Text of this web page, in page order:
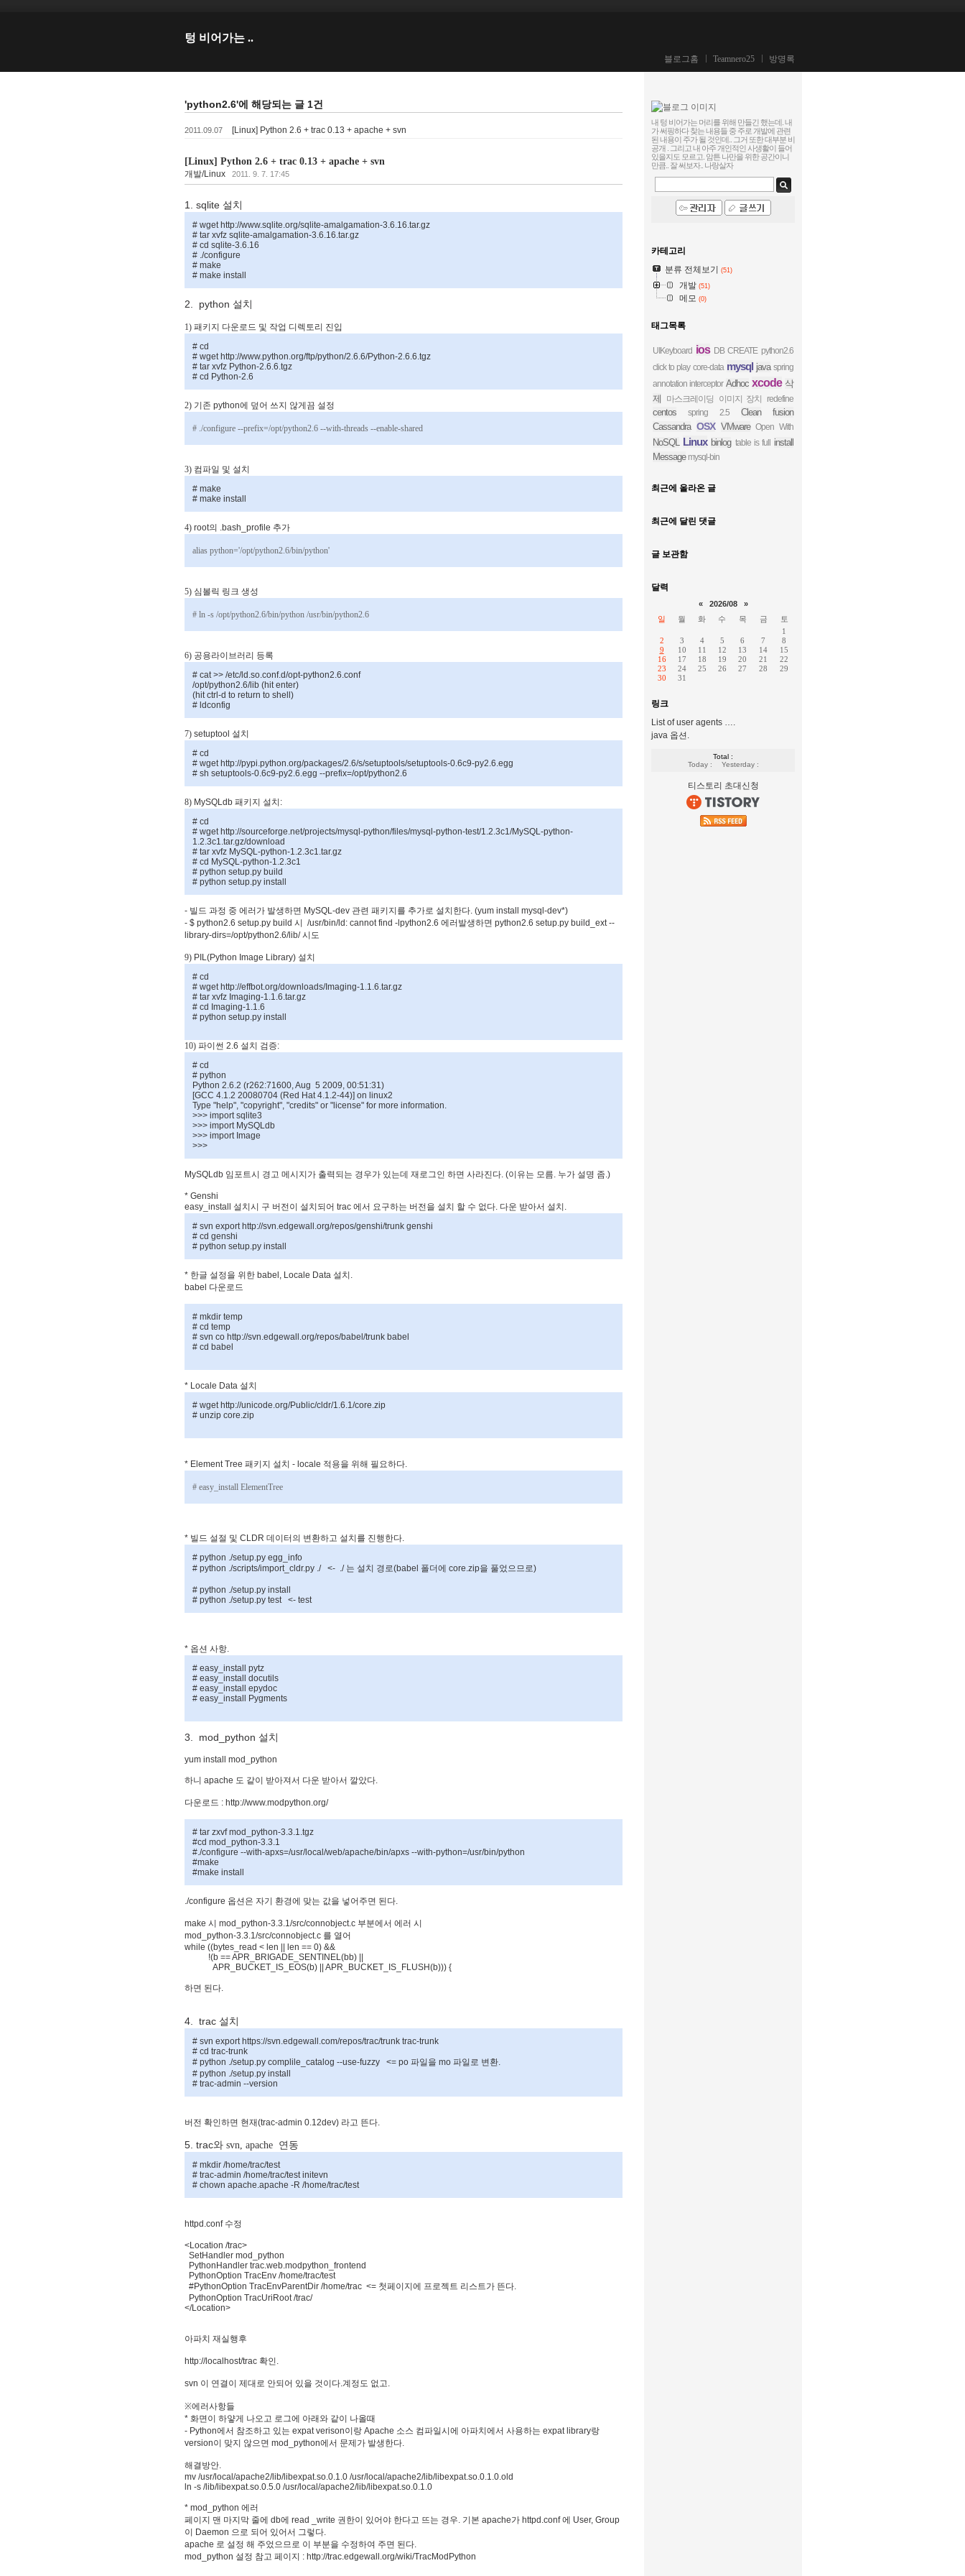
텅 비어가는 ..
블로그홈 Teamnero25 방명록
'python2.6'에 해당되는 글 1건
2011.09.07 [Linux] Python 2.6 + trac 0.13 + apache + svn
[Linux] Python 2.6 + trac 0.13 + apache + svn
개발/Linux 2011. 9. 7. 17:45
1. sqlite 설치
# wget http://www.sqlite.org/sqlite-amalgamation-3.6.16.tar.gz
# tar xvfz sqlite-amalgamation-3.6.16.tar.gz
# cd sqlite-3.6.16
# ./configure
# make
# make install
2. python 설치
1) 패키지 다운로드 및 작업 디렉토리 진입
# cd
# wget http://www.python.org/ftp/python/2.6.6/Python-2.6.6.tgz
# tar xvfz Python-2.6.6.tgz
# cd Python-2.6
2) 기존 python에 덮어 쓰지 않게끔 설정
# ./configure --prefix=/opt/python2.6 --with-threads --enable-shared
3) 컴파일 및 설치
# make
# make install
4) root의 .bash_profile 추가
alias python='/opt/python2.6/bin/python'
5) 심볼릭 링크 생성
# ln -s /opt/python2.6/bin/python /usr/bin/python2.6
6) 공용라이브러리 등록
# cat >> /etc/ld.so.conf.d/opt-python2.6.conf
/opt/python2.6/lib (hit enter)
(hit ctrl-d to return to shell)
# ldconfig
7) setuptool 설치
# cd
# wget http://pypi.python.org/packages/2.6/s/setuptools/setuptools-0.6c9-py2.6.egg
# sh setuptools-0.6c9-py2.6.egg --prefix=/opt/python2.6
8) MySQLdb 패키지 설치 :
# cd
# wget http://sourceforge.net/projects/mysql-python/files/mysql-python-test/1.2.3c1/MySQL-python-
1.2.3c1.tar.gz/download
# tar xvfz MySQL-python-1.2.3c1.tar.gz
# cd MySQL-python-1.2.3c1
# python setup.py build
# python setup.py install
- 빌드 과정 중 에러가 발생하면 MySQL-dev 관련 패키지를 추가로 설치한다. (yum install mysql-dev*)
- $ python2.6 setup.py build 시 /usr/bin/ld: cannot find -lpython2.6 에러발생하면 python2.6 setup.py build_ext --
library-dirs=/opt/python2.6/lib/시도
9) PIL(Python Image Library) 설치
# cd
# wget http://effbot.org/downloads/Imaging-1.1.6.tar.gz
# tar xvfz Imaging-1.1.6.tar.gz
# cd Imaging-1.1.6
# python setup.py install
10) 파이썬 2.6 설치 검증:
# cd
# python
Python 2.6.2 (r262:71600, Aug 5 2009, 00:51:31)
[GCC 4.1.2 20080704 (Red Hat 4.1.2-44)] on linux2
Type "help", "copyright", "credits" or "license" for more information.
>>> import sqlite3
>>> import MySQLdb
>>> import Image
>>>
MySQLdb 임포트시 경고 메시지가 출력되는 경우가 있는데 재로그인 하면 사라진다. (이유는 모름. 누가 설명 좀.)
* Genshi
easy_install 설치시 구 버전이 설치되어 trac 에서 요구하는 버전을 설치 할 수 없다. 다운 받아서 설치 .
# svn export http://svn.edgewall.org/repos/genshi/trunk genshi
# cd genshi
# python setup.py install
* 한글 설정을 위한 babel, Locale Data 설치 .
babel 다운로드
# mkdir temp
# cd temp
# svn co http://svn.edgewall.org/repos/babel/trunk babel
# cd babel
* Locale Data 설치
# wget http://unicode.org/Public/cldr/1.6.1/core.zip
# unzip core.zip
* Element Tree 패키지 설치 - locale 적용을 위해 필요하다.
# easy_install ElementTree
* 빌드 설절 및 CLDR 데이터의 변환하고 설치를 진행한다.
# python ./setup.py egg_info
# python ./scripts/import_cldr.py ./ <- ./ 는 설치 경로(babel 폴더에 core.zip을 풀었으므로)
# python ./setup.py install
# python ./setup.py test <- test
* 옵션 사항.
# easy_install pytz
# easy_install docutils
# easy_install epydoc
# easy_install Pygments
3. mod_python 설치
yum install mod_python
하니 apache 도 같이 받아져서 다운 받아서 깔았다.
다운로드 : http://www.modpython.org/
# tar zxvf mod_python-3.3.1.tgz
#cd mod_python-3.3.1
#./configure --with-apxs=/usr/local/web/apache/bin/apxs --with-python=/usr/bin/python
#make
#make install
./configure 옵션은 자기 환경에 맞는 값을 넣어주면 된다.
make 시 mod_python-3.3.1/src/connobject.c 부분에서 에러 시
mod_python-3.3.1/src/connobject.c 를 열어
while ((bytes_read < len || len == 0) &&
!(b == APR_BRIGADE_SENTINEL(bb) ||
APR_BUCKET_IS_EOS(b) || APR_BUCKET_IS_FLUSH(b))) {
하면 된다.
4. trac 설치
# svn export https://svn.edgewall.com/repos/trac/trunk trac-trunk
# cd trac-trunk
# python ./setup.py complile_catalog --use-fuzzy <= po 파일을 mo 파일로 변환.
# python ./setup.py install
# trac-admin --version
버전 확인하면 현재(trac-admin 0.12dev) 라고 뜬다.
5. trac와 svn, apache 연동
# mkdir /home/trac/test
# trac-admin /home/trac/test initevn
# chown apache.apache -R /home/trac/test
httpd.conf 수정
<Location /trac>
SetHandler mod_python
PythonHandler trac.web.modpython_frontend
PythonOption TracEnv /home/trac/test
#PythonOption TracEnvParentDir /home/trac <= 첫페이지에 프로젝트 리스트가 뜬다.
PythonOption TracUriRoot /trac/
</Location>
아파치 재실행후
http://localhost/trac 확인 .
svn 이 연결이 제대로 안되어 있을 것이다.계정도 없고.
※에러사항들
* 화면이 하얗게 나오고 로그에 아래와 같이
나올때
- Python에서 참조하고 있는 expat verison이랑 Apache 소스 컴파일시에 아파치에서 사용하는 expat library랑
version이 맞지 않으면 mod_python에서 문제가 발생한다.
해결방안.
mv /usr/local/apache2/lib/libexpat.so.0.1.0 /usr/local/apache2/lib/libexpat.so.0.1.0.old
ln -s /lib/libexpat.so.0.5.0 /usr/local/apache2/lib/libexpat.so.0.1.0
* mod_python 에러
페이지 맨 마지막 줄에 db에 read _write 권한이 있어야 한다고 뜨는 경우. 기본 apache가 httpd.conf에 User, Group
이
Daemon 으로 되어 있어서 그렇다.
apache 로 설정 해 주었으므로 이 부분을 수정하여 주면 된다.
mod_python 설정 참고 페이지 : http://trac.edgewall.org/wiki/TracModPython
내 텅 비어가는 머리를 위해 만들긴 했는데. 내
가 써핑하다 찾는 내용들 중 주로 개발에 관련
된 내용이 주가 될 것인데.. 그거 또한 대부분 비
공개 . 그리고 내 아주 개인적인 사생활이 들어
있을지도 모르고. 암튼 나만을 위한 공간이니
만큼.. 잘 써보자.. 나랑살자
카테고리
분류 전체보기 (51)
개발 (51)
메모 (0)
태그목록
UIKeyboard ios DB CREATE python2.6
click to play core-data mysql java spring
annotation interceptor Adhoc xcode 삭
제
마스크레이딩 이미지 장치 redefine
centos spring 2.5 Clean
fusion
Cassandra OSX VMware Open With
NoSQL Linux binlog table is full install
Message mysql-bin
최근에 올라온 글
최근에 달린 댓글
글 보관함
달력
« 2026/08
»
일
월 화 수 목 금
토
1
2
3 4 5 6 7
8
9
10 11 12 13 14
15
16
17 18 19 20 21
22
23
24 25 26 27 28
29
30
31
링크
List of user agents ….
java 옵션.
Total :
Today :
Yesterday :
티스토리 초대신청